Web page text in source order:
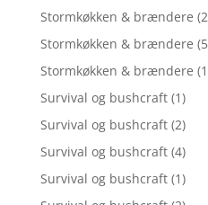
Stormkøkken & brændere
Stormkøkken & brændere
Stormkøkken & brændere
Survival og bushcraft (1)
Survival og bushcraft (2)
Survival og bushcraft (4)
Survival og bushcraft (1)